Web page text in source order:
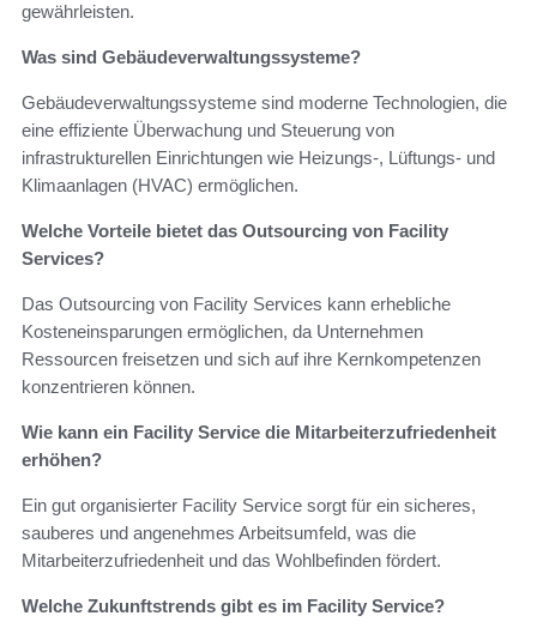
gewährleisten.
Was sind Gebäudeverwaltungssysteme?
Gebäudeverwaltungssysteme sind moderne Technologien, die
eine effiziente Überwachung und Steuerung von
infrastrukturellen Einrichtungen wie Heizungs-, Lüftungs- und
Klimaanlagen (HVAC) ermöglichen.
Welche Vorteile bietet das Outsourcing von Facility
Services?
Das Outsourcing von Facility Services kann erhebliche
Kosteneinsparungen ermöglichen, da Unternehmen
Ressourcen freisetzen und sich auf ihre Kernkompetenzen
konzentrieren können.
Wie kann ein Facility Service die Mitarbeiterzufriedenheit
erhöhen?
Ein gut organisierter Facility Service sorgt für ein sicheres,
sauberes und angenehmes Arbeitsumfeld, was die
Mitarbeiterzufriedenheit und das Wohlbefinden fördert.
Welche Zukunftstrends gibt es im Facility Service?